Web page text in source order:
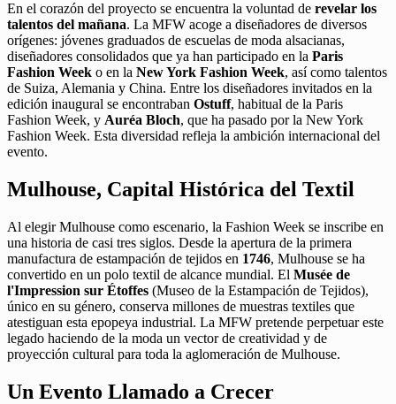
En el corazón del proyecto se encuentra la voluntad de revelar los
talentos del mañana. La MFW acoge a diseñadores de diversos
orígenes: jóvenes graduados de escuelas de moda alsacianas,
diseñadores consolidados que ya han participado en la Paris
Fashion Week o en la New York Fashion Week, así como talentos
de Suiza, Alemania y China. Entre los diseñadores invitados en la
edición inaugural se encontraban Ostuff, habitual de la Paris
Fashion Week, y Auréa Bloch, que ha pasado por la New York
Fashion Week. Esta diversidad refleja la ambición internacional del
evento.
Mulhouse, Capital Histórica del Textil
Al elegir Mulhouse como escenario, la Fashion Week se inscribe en
una historia de casi tres siglos. Desde la apertura de la primera
manufactura de estampación de tejidos en 1746, Mulhouse se ha
convertido en un polo textil de alcance mundial. El Musée de
l'Impression sur Étoffes (Museo de la Estampación de Tejidos),
único en su género, conserva millones de muestras textiles que
atestiguan esta epopeya industrial. La MFW pretende perpetuar este
legado haciendo de la moda un vector de creatividad y de
proyección cultural para toda la aglomeración de Mulhouse.
Un Evento Llamado a Crecer